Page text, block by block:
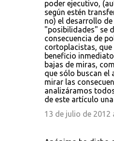
poder ejecutivo,
según estén
no) el desarrollo
"posibilidades" se
consecuencia de
cortoplacistas, que
beneficio
bajas de miras,
que sólo buscan el
mirar las
analizáramos
de este artículo
13 de julio de 2012